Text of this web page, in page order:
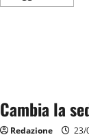
Cambia la
Redazione 23/